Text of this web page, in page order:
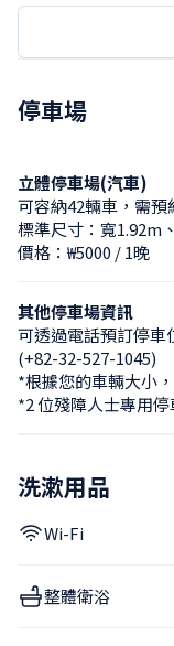
停車場
立體停車場(汽車)
可容納42輛車，需預
標準尺寸：寬1.92m
價格：₩5000 / 1晚
其他停車場資訊
可透過電話預訂停車
(+82-32-527-1045)
*根據您的車輛大小
*2 位殘障人士專用停
洗漱用品
Wi-Fi
整體衛浴